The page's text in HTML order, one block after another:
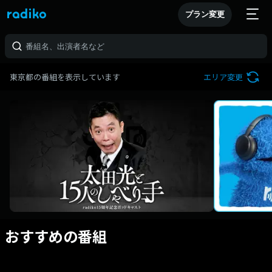
プラン変更
東京都の番組を表示しています エリア変更
おすすめの番組